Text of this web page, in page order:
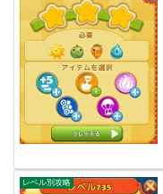
レベル別攻略